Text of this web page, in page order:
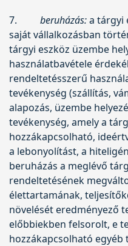
7. beruházás:a tárgyi
saját vállalkozásban
tárgyi eszköz üzembe
használatbavétele
rendeltetésszerű
tevékenység (szállítás,
alapozás, üzembe
tevékenység, amely a
hozzákapcsolható,
a lebonyolítást, a
beruházás a meglévő
rendeltetésének
élettartamának,
növelését eredményező
előbbiekben felsorolt, e
hozzákapcsolható egyéb